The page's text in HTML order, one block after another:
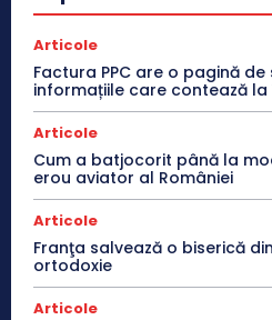
Articole
Factura PPC are o pagină
informațiile care contează
Articole
Cum a batjocorit până la
erou aviator al României
Articole
Franţa salvează o biserică
ortodoxie
Articole